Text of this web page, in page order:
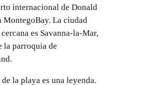
internacional de Donald
MontegoBay. La ciudad
es Savanna-la-Mar,
la parroquia de
la playa es una leyenda.